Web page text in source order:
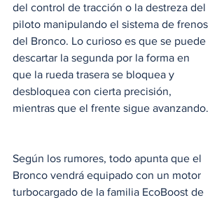
del control de tracción o la destreza del
piloto manipulando el sistema de frenos
del Bronco. Lo curioso es que se puede
descartar la segunda por la forma en
que la rueda trasera se bloquea y
desbloquea con cierta precisión,
mientras que el frente sigue avanzando.
Según los rumores, todo apunta que el
Bronco vendrá equipado con un motor
turbocargado de la familia EcoBoost de